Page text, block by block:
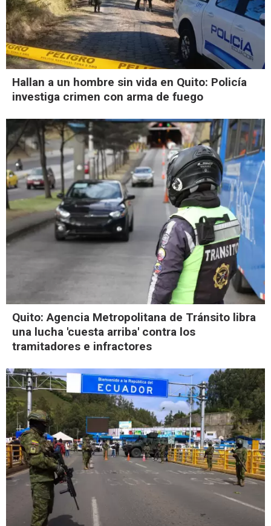
Hallan a un hombre sin vida en Quito: Policía
investiga crimen con arma de fuego
Quito: Agencia Metropolitana de Tránsito libra
una lucha 'cuesta arriba' contra los
tramitadores e infractores